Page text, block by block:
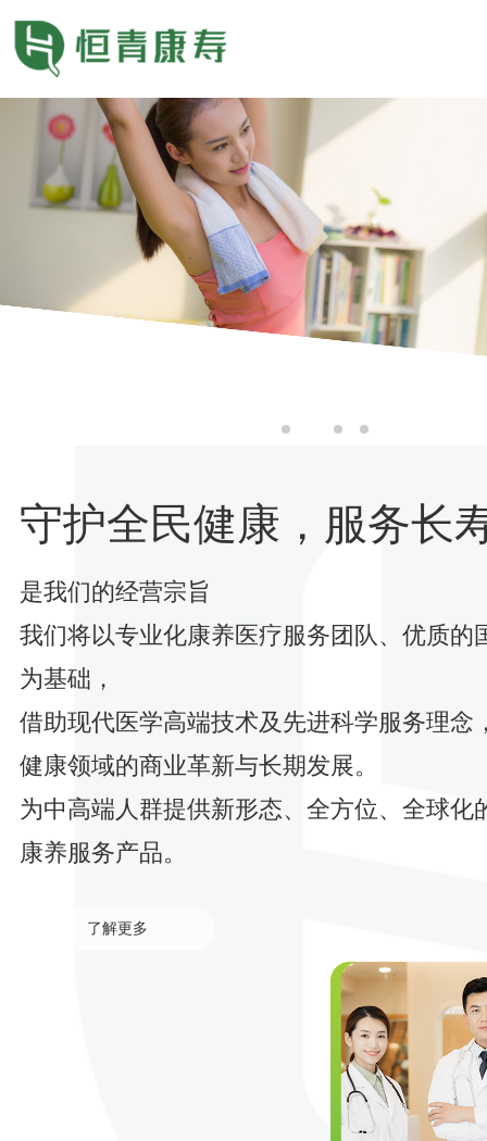
首 页
关于我们
服务领域
资讯中心
联系我们
守护全民健康，服务长
是我们的经营宗旨
我们将以专业化康养医疗服务团队、优质的
为基础，
借助现代医学高端技术及先进科学服务理念
健康领域的商业革新与长期发展。
为中高端人群提供新形态、全方位、全球化
康养服务产品。
了解更多